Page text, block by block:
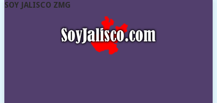
SOY JALISCO ZMG